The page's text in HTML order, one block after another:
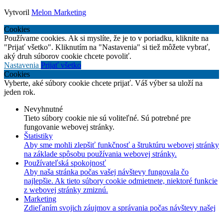
Vytvoril Melon Marketing
Cookies
Používame cookies. Ak si myslíte, že je to v poriadku, kliknite na
"Prijať všetko". Kliknutím na "Nastavenia" si tiež môžete vybrať,
aký druh súborov cookie chcete povoliť.
Nastavenia Prijať všetko
Cookies
Vyberte, aké súbory cookie chcete prijať. Váš výber sa uloží na
jeden rok.
Nevyhnutné
Tieto súbory cookie nie sú voliteľné. Sú potrebné pre
fungovanie webovej stránky.
Štatistiky
Aby sme mohli zlepšiť funkčnosť a štruktúru webovej stránky
na základe spôsobu používania webovej stránky.
Používateľská spokojnosť
Aby naša stránka počas vašej návštevy fungovala čo
najlepšie. Ak tieto súbory cookie odmietnete, niektoré funkcie
z webovej stránky zmiznú.
Marketing
Zdieľaním svojich záujmov a správania počas návštevy našej